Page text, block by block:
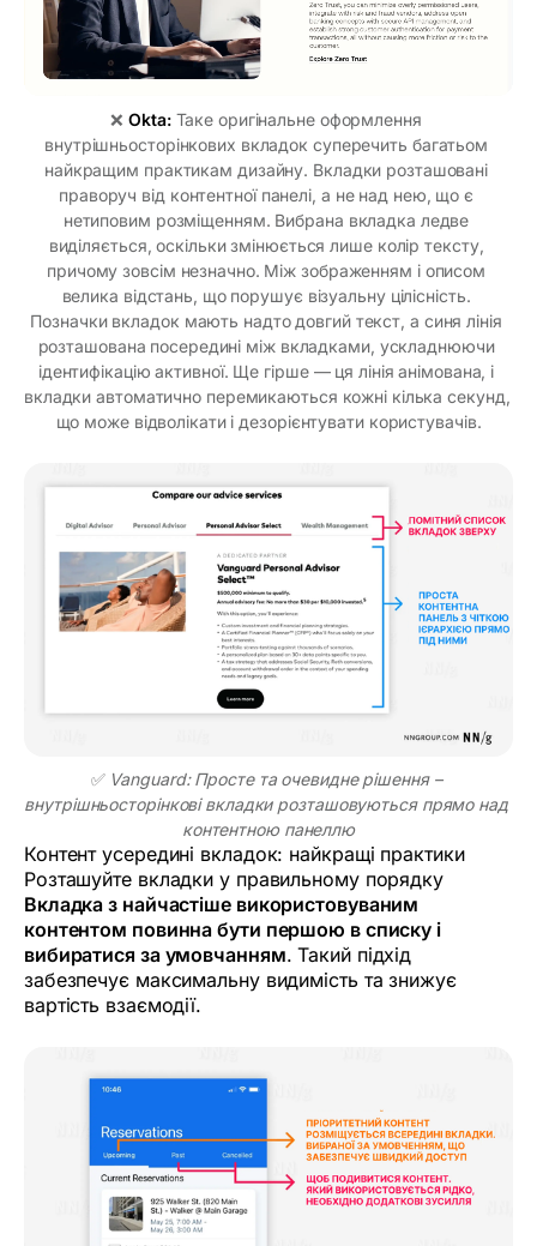
❌ Okta: Таке оригінальне оформлення
внутрішньосторінкових вкладок суперечить багатьом
найкращим практикам дизайну. Вкладки розташовані
праворуч від контентної панелі, а не над нею, що є
нетиповим розміщенням. Вибрана вкладка ледве
виділяється, оскільки змінюється лише колір тексту,
причому зовсім незначно. Між зображенням і описом
велика відстань, що порушує візуальну цілісність.
Позначки вкладок мають надто довгий текст, а синя лінія
розташована посередині між вкладками, ускладнюючи
ідентифікацію активної. Ще гірше — ця лінія анімована, і
вкладки автоматично перемикаються кожні кілька секунд,
що може відволікати і дезорієнтувати користувачів.
✅ Vanguard: Просте та очевидне рішення –
внутрішньосторінкові вкладки розташовуються прямо над
контентною панеллю
Контент усередині вкладок: найкращі практики
Розташуйте вкладки у правильному порядку
Вкладка з найчастіше використовуваним
контентом повинна бути першою в списку і
вибиратися за умовчанням. Такий підхід
забезпечує максимальну видимість та знижує
вартість взаємодії.